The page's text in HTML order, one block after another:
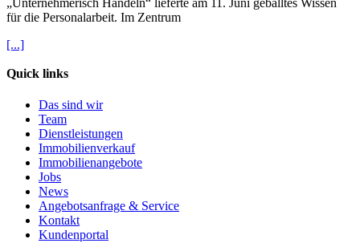
„Unternehmerisch Handeln“ lieferte am 11. Juni geballtes Wissen
für die Personalarbeit. Im Zentrum
[...]
Quick links
Das sind wir
Team
Dienstleistungen
Immobilienverkauf
Immobilienangebote
Jobs
News
Angebotsanfrage & Service
Kontakt
Kundenportal